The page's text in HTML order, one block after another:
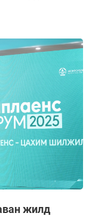
жилд